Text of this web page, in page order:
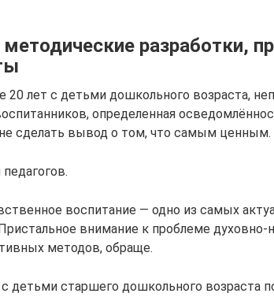
разработки,
20 лет с детьми дошкольного возраста,
определенная
сделать вывод о том, что самым ценным.
воспитание — одно из самых
внимание к проблеме духовно-
методов, обраще.
детьми старшего дошкольного возраста